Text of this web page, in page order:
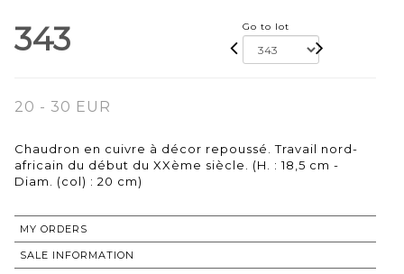
343 Go to lot
20 - 30 EUR
Chaudron en cuivre à décor repoussé. Travail nord-
africain du début du XXème siècle. (H. : 18,5 cm -
Diam. (col) : 20 cm)
MY ORDERS
SALE INFORMATION